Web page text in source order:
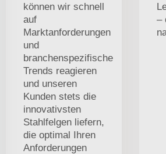
können wir schnell
auf
Marktanforderungen
und
branchenspezifische
Trends reagieren
und unseren
Kunden stets die
innovativsten
Stahlfelgen liefern,
die optimal Ihren
Anforderungen
–